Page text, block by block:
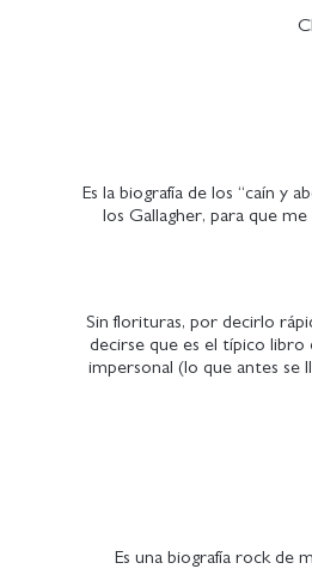
Es la biografía de los “caín y
los Gallagher, para que
Sin florituras, por decirlo
decirse que es el típico
impersonal (lo que antes se
Es una biografía rock de